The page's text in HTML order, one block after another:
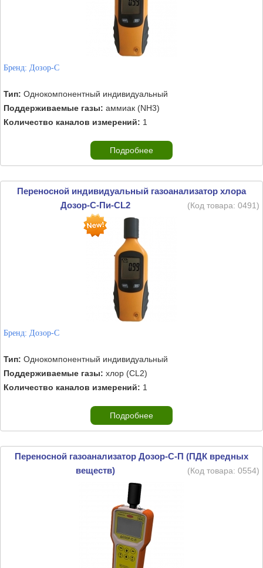
Бренд: Дозор-С
Тип: Однокомпонентный индивидуальный
Поддерживаемые газы: аммиак (NH3)
Количество каналов измерений: 1
Подробнее
Переносной индивидуальный газоанализатор хлора
Дозор-С-Пи-CL2
(Код товара: 0491)
Бренд: Дозор-С
Тип: Однокомпонентный индивидуальный
Поддерживаемые газы: хлор (CL2)
Количество каналов измерений: 1
Подробнее
Переносной газоанализатор Дозор-С-П (ПДК вредных
веществ)
(Код товара: 0554)